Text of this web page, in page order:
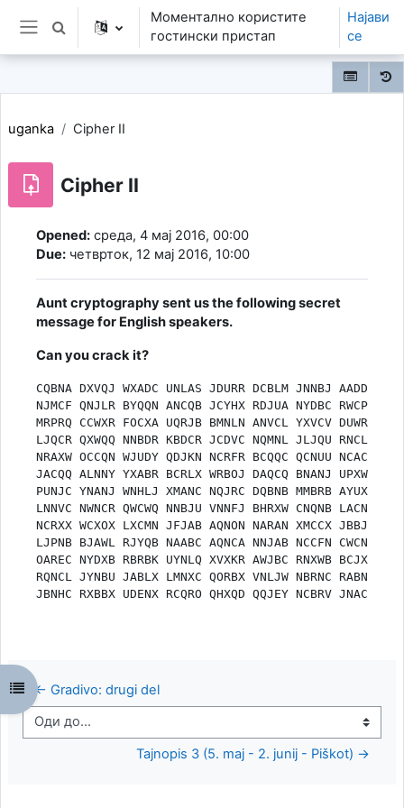
Оди до главна содржина
Страничен панел
Toggle search input
Моментално користите
гостински пристап
Најави
се
Open course index
uganka Cipher II
Cipher II
Opened: среда, 4 мај 2016, 00:00
Due: четврток, 12 мај 2016, 10:00
Aunt cryptography sent us the following secret
message for English speakers.
Can you crack it?
CQBNA DXVQJ WXADC UNLAS JDURR DCBLM JNNBJ AADDB
NJMCF QNJLR BYQQN ANCQB JCYHX RDJUA NYDBC RWCPA
MRPRQ CCWXR FOCXA UQRJB BMNLN ANVCL YXVCV DUWRC
LJQCR QXWQQ NNBDR KBDCR JCDVC NQMNL JLJQU RNCLC
NRAXW OCCQN WJUDY QDJKN NCRFR BCQQC QCNUU NCACN
JACQQ ALNNY YXABR BCRLX WRBOJ DAQCQ BNANJ UPXWJ
PUNJC YNANJ WNHLJ XMANC NQJRC DQBNB MMBRB AYUXJ
LNNVC NWNCR QWCWQ NNBJU VNNFJ BHRXW CNQNB LACNJ
NCRXX WCXOX LXCMN JFJAB AQNON NARAN XMCCX JBBJW
LJPNB BJAWL RJYQB NAABC AQNCA NNJAB NCCFN CWCNH
OAREC NYDXB RBRBK UYNLQ XVXKR AWJBC RNXWB BCJXC
RQNCL JYNBU JABLX LMNXC QORBX VNLJW NBRNC RABNW
← Gradivo: drugi del
Оди до...
Tajnopis 3 (5. maj - 2. junij - Piškot) →